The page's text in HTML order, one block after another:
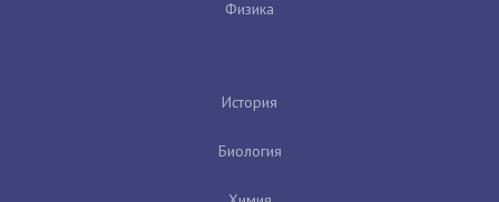
Физика
История
Биология